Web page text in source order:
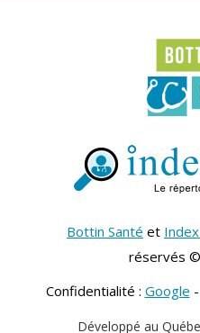
Bottin Santé et
réservés
Confidentialité : Google -
Développé au